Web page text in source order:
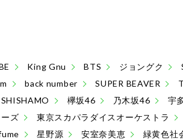
King Gnu BTS ジョングク
back number SUPER BEAVER
SHISHAMO 欅坂46 乃木坂46 宇
ズ 東京スカパラダイスオーケストラ
星野源 安室奈美恵 緑黄色社